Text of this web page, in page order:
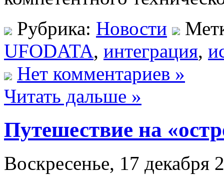
Рубрика: Новости
UFODATA, интеграция,
Нет комментариев »
Читать дальше »
Путешествие на
Воскресенье, 17 декабря